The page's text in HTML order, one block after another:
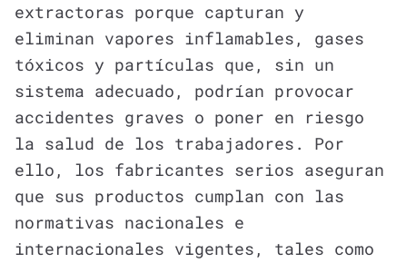
extractoras porque capturan y
eliminan vapores inflamables, gases
tóxicos y partículas que, sin un
sistema adecuado, podrían provocar
accidentes graves o poner en riesgo
la salud de los trabajadores. Por
ello, los fabricantes serios aseguran
que sus productos cumplan con las
normativas nacionales e
internacionales vigentes, tales como